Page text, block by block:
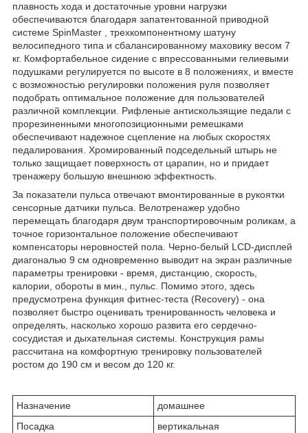
плавность хода и достаточные уровни нагрузки
обеспечиваются благодаря запатентованной приводной
системе SpinMaster , трехкомпонентному шатуну
велосипедного типа и сбалансированному маховику весом 7
кг. Комфортабельное сидение с впрессованными гелиевыми
подушками регулируется по высоте в 8 положениях, и вместе
с возможностью регулировки положения руля позволяет
подобрать оптимальное положение для пользователей
различной комплекции. Рифленые антискользящие педали с
прорезиненными многопозиционными ремешками
обеспечивают надежное сцепление на любых скоростях
педалирования. Хромированный подседельный штырь не
только защищает поверхность от царапин, но и придает
тренажеру большую внешнюю эффектность.
За показатели пульса отвечают вмонтированные в рукоятки
сенсорные датчики пульса. Велотренажер удобно
перемещать благодаря двум транспортировочным роликам, а
точное горизонтальное положение обеспечивают
компенсаторы неровностей пола. Черно-белый LCD-дисплей
диагональю 9 см одновременно выводит на экран различные
параметры тренировки - время, дистанцию, скорость,
калории, обороты в мин., пульс. Помимо этого, здесь
предусмотрена функция фитнес-теста (Recovery) - она
позволяет быстро оценивать тренированность человека и
определять, насколько хорошо развита его сердечно-
сосудистая и дыхательная системы. Конструкция рамы
рассчитана на комфортную тренировку пользователей
ростом до 190 см и весом до 120 кг.
Назначение
домашнее
Посадка
вертикальная